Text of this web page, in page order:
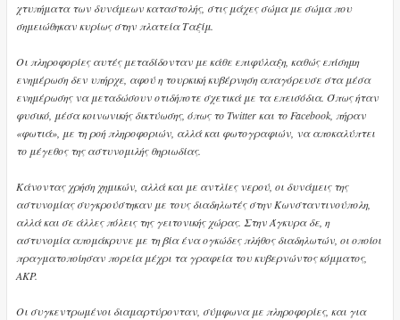
χτυπήματα των δυνάμεων καταστολής, στις μάχες σώμα με σώμα που
σημειώθηκαν κυρίως στην πλατεία Ταξίμ.
Οι πληροφορίες αυτές μεταδίδονταν με κάθε επιφύλαξη, καθώς επίσημη
ενημέρωση δεν υπήρχε, αφού η τουρκική κυβέρνηση απαγόρευσε στα μέσα
ενημέρωσης να μεταδώσουν οτιδήποτε σχετικά με τα επεισόδια. Όπως ήταν
φυσικό, μέσα κοινωνικής δικτύωσης, όπως το Twitter και το Facebook, πήραν
«φωτιά», με τη ροή πληροφοριών, αλλά και φωτογραφιών, να αποκαλύπτει
το μέγεθος της αστυνομιλής θηριωδίας.
Κάνοντας χρήση χημικών, αλλά και με αντλίες νερού, οι δυνάμεις της
αστυνομίας συγκρούστηκαν με τους διαδηλωτές στην Κωνσταντινούπολη,
αλλά και σε άλλες πόλεις της γειτονικής χώρας. Στην Άγκυρα δε, η
αστυνομία απομάκρυνε με τη βία ένα ογκώδες πλήθος διαδηλωτών, οι οποίοι
πραγματοποίησαν πορεία μέχρι τα γραφεία του κυβερνώντος κόμματος,
AKP.
Οι συγκεντρωμένοι διαμαρτύρονταν, σύμφωνα με πληροφορίες, και για